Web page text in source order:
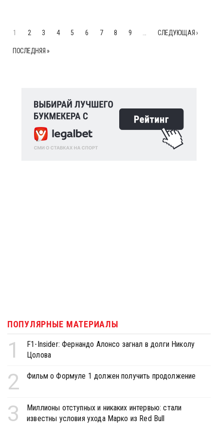
1 2 3 4 5 6 7 8 9 СЛЕДУЮЩАЯ ›
ПОСЛЕДНЯЯ »
ПОПУЛЯРНЫЕ МАТЕРИАЛЫ
1
F1-Insider: Фернандо Алонсо загнал в долги Николу
Цолова
2 Фильм о Формуле 1 должен получить продолжение
3
Миллионы отступных и никаких интервью: стали
известны условия ухода Марко из Red Bull